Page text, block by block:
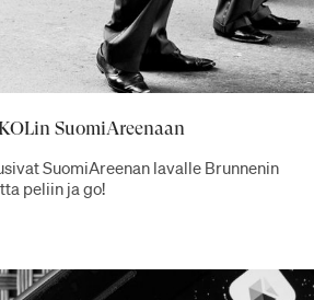
SuomiAreenaan
SuomiAreenan lavalle Brunnenin
peliin ja go!